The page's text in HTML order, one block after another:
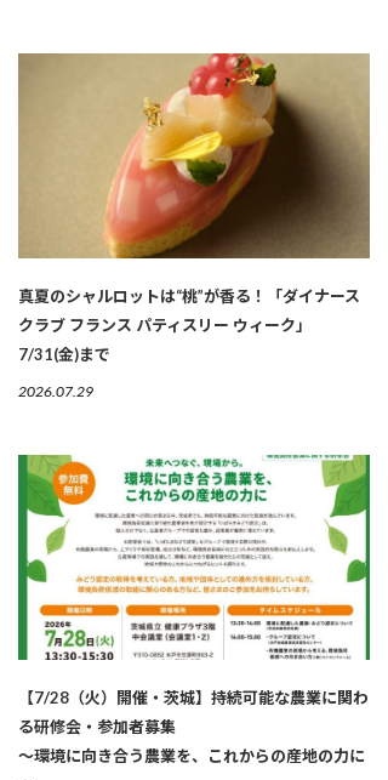
真夏のシャルロットは“桃”が香る！「ダイナース
クラブ フランス パティスリー ウィーク」
7/31(金)まで
2026.07.29
【7/28（火）開催・茨城】持続可能な農業に関わ
る研修会・参加者募集
～環境に向き合う農業を、これからの産地の力に